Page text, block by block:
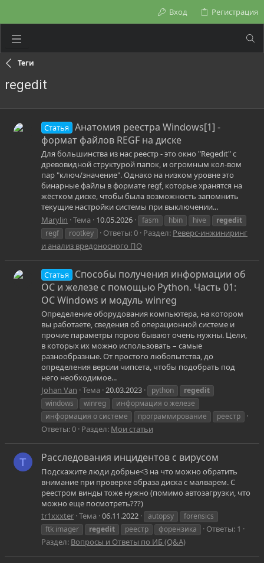
Вход Регистрация
Теги
regedit
Статья
Анатомия реестра Windows[1] -
формат файлов REGF на диске
Для большинства из нас реестр - это окно "Regedit" с
древовидной структурой папок, и огромным кол-вом
пар "ключ/значение". Однако на низком уровне это
бинарные файлы в формате regf, которые хранятся на
жёстком диске, чтобы была возможность запомнить
текущие настройки системы при выключении...
Marylin Тема 10.05.2026 fasm hbin hive
regedit
regf
rootkey Ответы: 0 Раздел: Реверс-инжиниринг
и анализ вредоносного ПО
Статья
Способы получения информации об
ОС и железе с помощью Python. Часть 01:
ОС Windows и модуль winreg
Определение оборудования компьютера, на котором
вы работаете, сведения об операционной системе и
прочие параметры порою бывают очень нужны. Цели,
в которых их можно использовать – самые
разнообразные. От простого любопытства, до
определения версии чипсета, чтобы подобрать под
него необходимое...
Johan Van Тема 20.03.2023 python
regedit
windows
winreg
информация о железе
информация о системе
программирование реестр
Ответы: 0 Раздел: Мои статьи
T Расследования инцидентов с вирусом
Подскажите люди добрые<3 на что можно обратить
внимание при проверке образа диска с малварем. С
реестром винды тоже нужно (помимо автозагрузки, что
можно еще посмотреть???)
tr1xxxter Тема 06.11.2022 autopsy
forensics
ftk imager
regedit реестр форензика
Ответы: 1
Раздел: Вопросы и Ответы по ИБ (Q&A)